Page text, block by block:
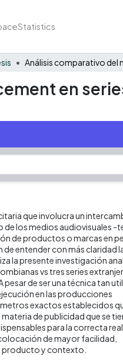
Statistics
en
que involucra un
los medios audiovisuales -
de productos o marcas en
entender con más claridad
la presente investigación
vs tres series
de ser una técnica tan
en las producciones
exactos establecidos
de publicidad que se
para la correcta
de mayor facilidad,
producto y contexto.